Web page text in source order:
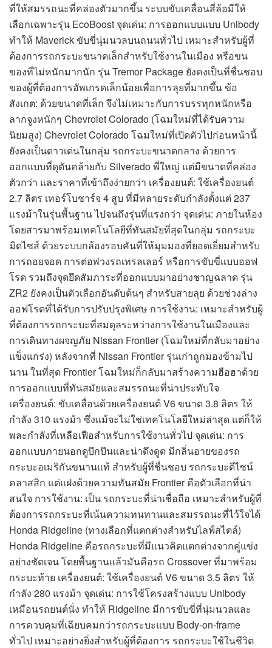
ที่ให้สมรรถนะที่คล่องตัวมากขึ้น ระบบขับเคลื่อนสี่ล้อมีให้
เลือกเฉพาะรุ่น EcoBoost จุดเด่น: การออกแบบแบบ Unibody
ทำให้ Maverick ขับขี่นุ่มนวลบนถนนทั่วไป เหมาะสำหรับผู้ที่
ต้องการรถกระบะขนาดเล็กสำหรับใช้งานในเมือง หรือขน
ของที่ไม่หนักมากนัก รุ่น Tremor Package ยังคงเป็นที่ชื่นชอบ
ของผู้ที่ต้องการอัพเกรดเล็กน้อยเพื่อการลุยที่มากขึ้น ข้อ
สังเกต: ด้วยขนาดที่เล็ก จึงไม่เหมาะกับการบรรทุกหนักหรือ
ลากจูงหนักๆ Chevrolet Colorado (โฉมใหม่ที่ได้รับความ
นิยมสูง) Chevrolet Colorado โฉมใหม่ที่เปิดตัวไปก่อนหน้านี้
ยังคงเป็นดาวเด่นในกลุ่ม รถกระบะขนาดกลาง ด้วยการ
ออกแบบที่ดุดันคล้ายกับ Silverado พี่ใหญ่ แต่มีขนาดที่คล่อง
ตัวกว่า และราคาที่เข้าถึงง่ายกว่า เครื่องยนต์: ใช้เครื่องยนต์
2.7 ลิตร เทอร์โบชาร์จ 4 สูบ ที่มีหลายระดับกำลังตั้งแต่ 237
แรงม้าในรุ่นพื้นฐาน ไปจนถึงรุ่นที่แรงกว่า จุดเด่น: ภายในห้อง
โดยสารมาพร้อมเทคโนโลยีที่ทันสมัยที่สุดในกลุ่ม รถกระบะ
มิดไซส์ ด้วยระบบกล้องรอบคันที่ให้มุมมองที่ยอดเยี่ยมสำหรับ
การถอยจอด การต่อพ่วงรถเทรลเลอร์ หรือการขับขี่แบบออฟ
โรด รวมถึงจุดยึดสัมภาระที่ออกแบบมาอย่างชาญฉลาด รุ่น
ZR2 ยังคงเป็นตัวเลือกอันดับต้นๆ สำหรับสายลุย ด้วยช่วงล่าง
ออฟโรดที่ได้รับการปรับปรุงพิเศษ การใช้งาน: เหมาะสำหรับผู้
ที่ต้องการรถกระบะที่สมดุลระหว่างการใช้งานในเมืองและ
การเดินทางผจญภัย Nissan Frontier (โฉมใหม่ที่กลับมาอย่าง
แข็งแกร่ง) หลังจากที่ Nissan Frontier รุ่นเก่าถูกมองข้ามไป
นาน ในที่สุด Frontier โฉมใหม่ก็กลับมาสร้างความฮือฮาด้วย
การออกแบบที่ทันสมัยและสมรรถนะที่น่าประทับใจ
เครื่องยนต์: ขับเคลื่อนด้วยเครื่องยนต์ V6 ขนาด 3.8 ลิตร ให้
กำลัง 310 แรงม้า ซึ่งแม้จะไม่ใช่เทคโนโลยีใหม่ล่าสุด แต่ก็ให้
พละกำลังที่เหลือเฟือสำหรับการใช้งานทั่วไป จุดเด่น: การ
ออกแบบภายนอกดูบึกบึนและน่าดึงดูด มีกลิ่นอายของรถ
กระบะอเมริกันขนานแท้ สำหรับผู้ที่ชื่นชอบ รถกระบะดีไซน์
คลาสสิก แต่แฝงด้วยความทันสมัย Frontier คือตัวเลือกที่น่า
สนใจ การใช้งาน: เป็น รถกระบะที่น่าเชื่อถือ เหมาะสำหรับผู้ที่
ต้องการรถกระบะที่เน้นความทนทานและสมรรถนะที่ไว้ใจได้
Honda Ridgeline (ทางเลือกที่แตกต่างสำหรับไลฟ์สไตล์)
Honda Ridgeline คือรถกระบะที่มีแนวคิดแตกต่างจากคู่แข่ง
อย่างชัดเจน โดยพื้นฐานแล้วมันคือรถ Crossover ที่มาพร้อม
กระบะท้าย เครื่องยนต์: ใช้เครื่องยนต์ V6 ขนาด 3.5 ลิตร ให้
กำลัง 280 แรงม้า จุดเด่น: การใช้โครงสร้างแบบ Unibody
เหมือนรถยนต์นั่ง ทำให้ Ridgeline มีการขับขี่ที่นุ่มนวลและ
การควบคุมที่เฉียบคมกว่ารถกระบะแบบ Body-on-frame
ทั่วไป เหมาะอย่างยิ่งสำหรับผู้ที่ต้องการ รถกระบะใช้ในชีวิต